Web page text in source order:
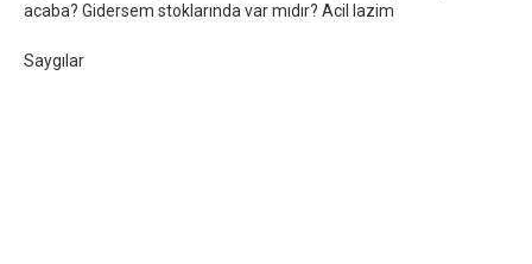
acaba? Gidersem stoklarında var mıdır? Acil lazim
Saygılar